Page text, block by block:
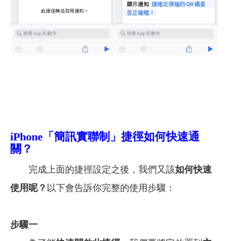
iPhone「簡訊實聯制」捷徑如何快速通
關？
完成上面的捷徑設定之後，我們又該如何快速
使用呢？ 以下會告訴你完整的使用步驟：
步驟一